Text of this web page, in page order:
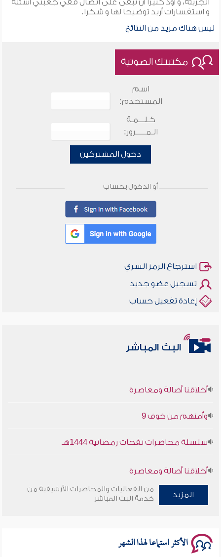
الجريئة، و أود كثيرا أن نبقى على اتصال ففي جعبتي أسئلة
و استفسارات أريد توضيحا لها و شكرا.
ليس هناك مزيد من النتائج
مكتبتك الصوتية
اسم
المستخدم:
كـلـــمـة
الـمـــــرور:
دخول المشتركين
أو الدخول بحساب
استرجاع الرمز السري
تسجيل عضو جديد
إعادة تفعيل حساب
البث المباشر
أخلاقنا أصالة ومعاصرة
وأمنهم من خوف 9
سلسلة محاضرات نفحات رمضانية 1444هـ
أخلاقنا أصالة ومعاصرة
وأمنهم من خوف 9
المزيد
من الفعاليات والمحاضرات الأرشيفية من
خدمة البث المباشر
الأكثر استماعا لهذا الشهر